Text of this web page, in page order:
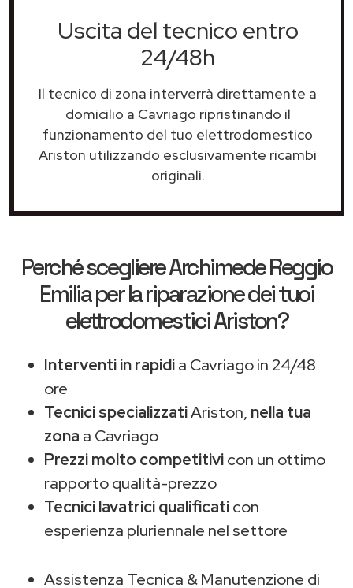
Uscita del tecnico entro
24/48h
Il tecnico di zona interverrà direttamente a
domicilio a Cavriago ripristinando il
funzionamento del tuo elettrodomestico
Ariston utilizzando esclusivamente ricambi
originali.
Perché scegliereArchimede Reggio
Emiliaper la riparazione dei tuoi
elettrodomestici Ariston?
Interventi in rapidia Cavriago in 24/48
ore
Tecnici specializzatiAriston, nella tua
zona a Cavriago
Prezzi molto competitivicon un ottimo
rapporto qualità-prezzo
Tecnici lavatrici qualificaticon
esperienza pluriennale nel settore
Assistenza Tecnica & Manutenzione di